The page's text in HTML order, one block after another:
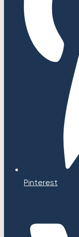
Pinterest